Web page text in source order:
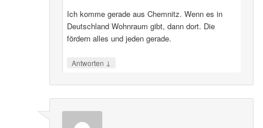
Ich komme gerade aus Chemnitz. Wenn es in
Deutschland Wohnraum gibt, dann dort. Die
fördern alles und jeden gerade.
Antworten ↓